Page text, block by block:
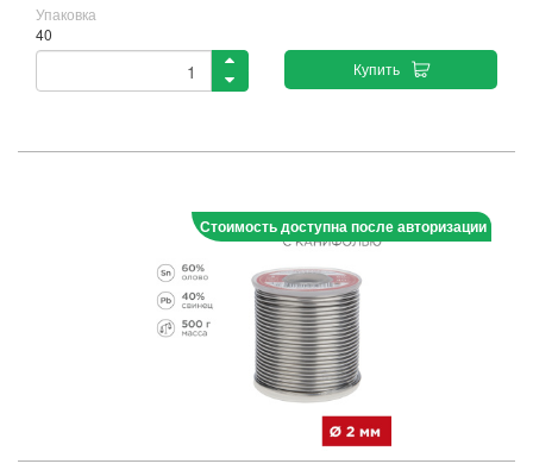
Упаковка
40
Купить
Стоимость доступна после авторизации